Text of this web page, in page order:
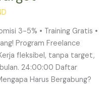
3-5% • Training Gratis •
Program Freelance
fleksibel, tanpa target,
24:00:00 Daftar
Harus Bergabung?